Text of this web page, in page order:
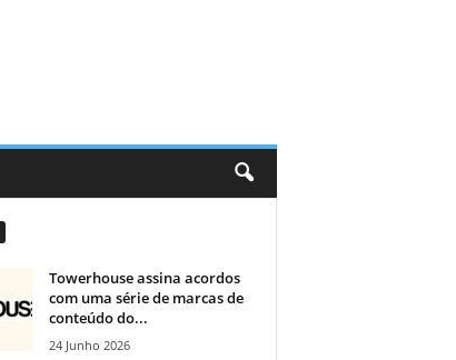
Towerhouse assina acordos
com uma série de marcas de
conteúdo do...
24 Junho 2026